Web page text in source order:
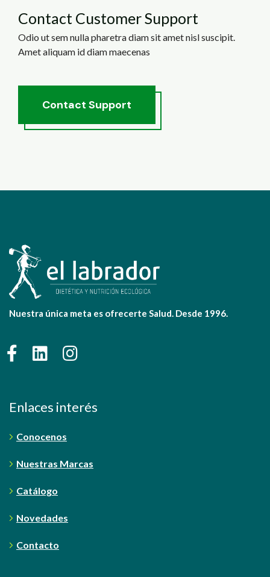
Contact Customer Support
Odio ut sem nulla pharetra diam sit amet nisl suscipit.
Amet aliquam id diam maecenas
Contact Support
Nuestra única meta es ofrecerte Salud. Desde 1996.
Enlaces interés
Conocenos
Nuestras Marcas
Catálogo
Novedades
Contacto